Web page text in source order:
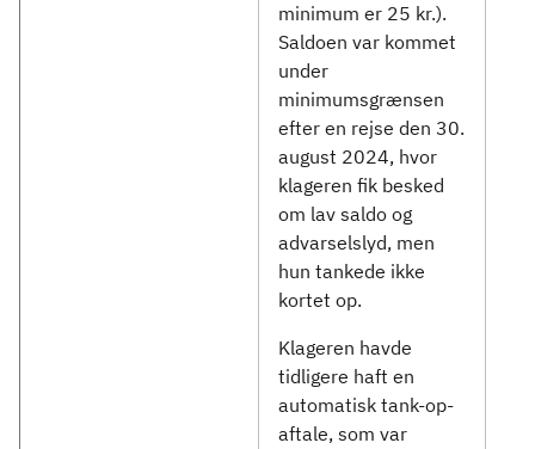
minimum er 25 kr.).
Saldoen var kommet
under
minimumsgrænsen
efter en rejse den 30.
august 2024, hvor
klageren fik besked
om lav saldo og
advarselslyd, men
hun tankede ikke
kortet op.
Klageren havde
tidligere haft en
automatisk tank-op-
aftale, som var